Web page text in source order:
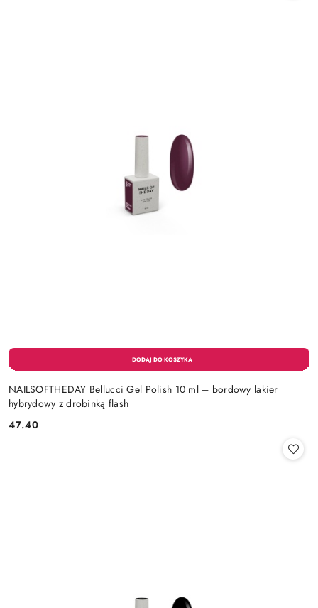
NAILSOFTHEDAY Bellucci Gel Polish 10 ml – bordowy lakier
hybrydowy z drobinką flash
Cena:
47.40